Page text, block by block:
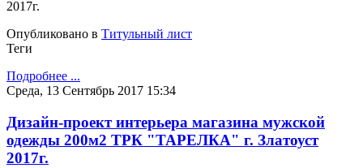
2017г.
Опубликовано в Титульный лист
Теги
Подробнее ...
Среда, 13 Сентябрь 2017 15:34
Дизайн-проект интерьера магазина мужской
одежды 200м2 ТРК "ТАРЕЛКА" г. Златоуст
2017г.